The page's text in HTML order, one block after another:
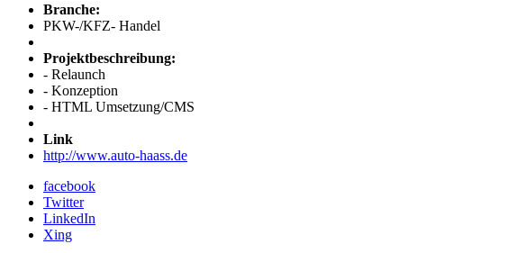
Branche:
PKW-/KFZ- Handel
Projektbeschreibung:
- Relaunch
- Konzeption
- HTML Umsetzung/CMS
Link
http://www.auto-haass.de
facebook
Twitter
LinkedIn
Xing